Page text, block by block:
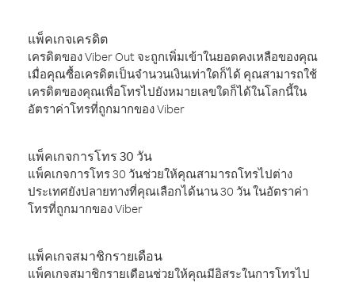
แพ็คเกจเครดิต
เครดิตของ Viber Out จะถูกเพิ่มเข้าในยอดคงเหลือของคุณ
เมื่อคุณซื้อเครดิตเป็นจำนวนเงินเท่าใดก็ได้ คุณสามารถใช้
เครดิตของคุณเพื่อโทรไปยังหมายเลขใดก็ได้ในโลกนี้ใน
อัตราค่าโทรที่ถูกมากของ Viber
แพ็คเกจการโทร 30 วัน
แพ็คเกจการโทร 30 วันช่วยให้คุณสามารถโทรไปต่าง
ประเทศยังปลายทางที่คุณเลือกได้นาน 30 วัน ในอัตราค่า
โทรที่ถูกมากของ Viber
แพ็คเกจสมาชิกรายเดือน
แพ็คเกจสมาชิกรายเดือนช่วยให้คุณมีอิสระในการโทรไป